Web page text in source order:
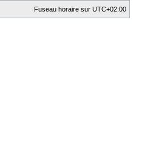
Fuseau horaire sur UTC+02:00